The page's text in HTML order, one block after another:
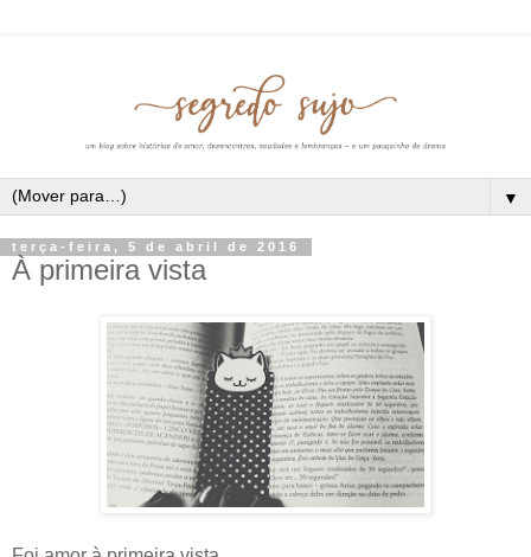
▼
terça-feira, 5 de abril de 2016
À primeira vista